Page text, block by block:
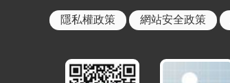
隱私權政策 網站安全政策